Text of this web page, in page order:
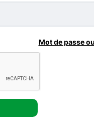
Mot de passe